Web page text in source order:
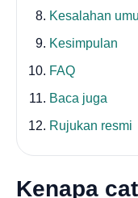
Kesalahan
Kesimpulan
FAQ
Baca juga
Rujukan resmi
Kenapa